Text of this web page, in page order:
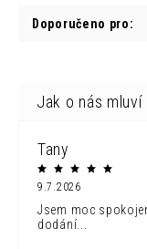
Doporučeno pro:
Tany
9.7.2026
Jsem moc
dodání...